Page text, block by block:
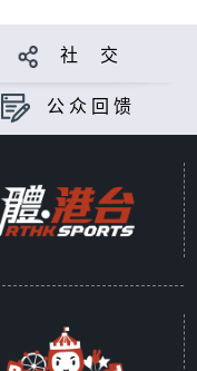
社 交
公众回馈